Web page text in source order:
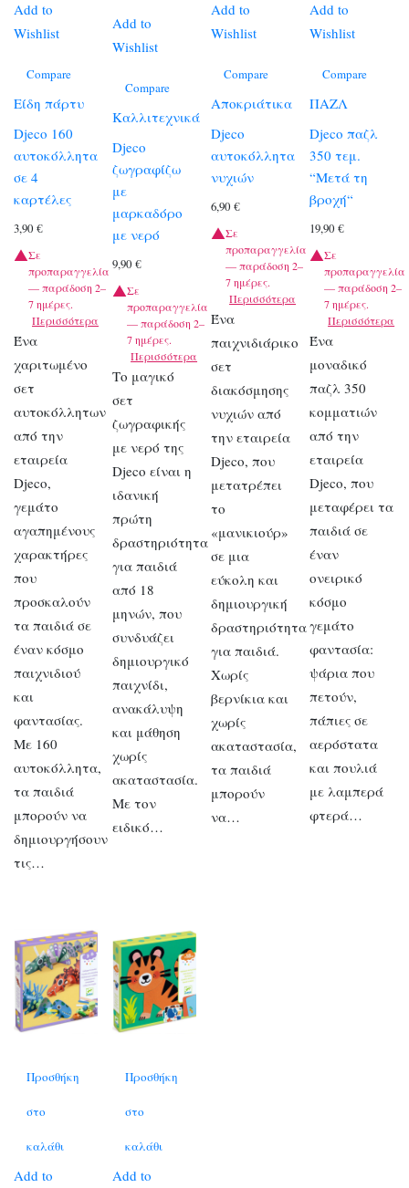
Add to
Wishlist
Compare
Είδη πάρτυ
Djeco 160
αυτοκόλλητα
σε 4
καρτέλες
3,90 €
Σε
προπαραγγελία
— παράδοση 2–
7 ημέρες.
Περισσότερα
Ένα
χαριτωμένο
σετ
αυτοκόλλητων
από την
εταιρεία
Djeco,
γεμάτο
αγαπημένους
χαρακτήρες
που
προσκαλούν
τα παιδιά σε
έναν κόσμο
παιχνιδιού
και
φαντασίας.
Με 160
αυτοκόλλητα,
τα παιδιά
μπορούν να
δημιουργήσουν
τις…
Add to
Wishlist
Compare
Καλλιτεχνικά
Djeco
ζωγραφίζω
με
μαρκαδόρο
με νερό
9,90€
Σε
προπαραγγελία
— παράδοση 2–
7 ημέρες.
Περισσότερα
Το μαγικό
σετ
ζωγραφικής
με νερό της
Djeco είναι η
ιδανική
πρώτη
δραστηριότητα
για παιδιά
από 18
μηνών, που
συνδυάζει
δημιουργικό
παιχνίδι,
ανακάλυψη
και μάθηση
χωρίς
ακαταστασία.
Με τον
ειδικό…
Add to
Wishlist
Compare
Αποκριάτικα
Djeco
αυτοκόλλητα
νυχιών
6,90€
Σε
προπαραγγελία
— παράδοση 2–
7 ημέρες.
Περισσότερα
Ένα
παιχνιδιάρικο
σετ
διακόσμησης
νυχιών από
την εταιρεία
Djeco, που
μετατρέπει
το
«μανικιούρ»
σε μια
εύκολη και
δημιουργική
δραστηριότητα
για παιδιά.
Χωρίς
βερνίκια και
χωρίς
ακαταστασία,
τα παιδιά
μπορούν
να…
Add to
Wishlist
Compare
ΠΑΖΛ
Djeco παζλ
350 τεμ.
“Μετά τη
βροχή“
19,90€
Σε
προπαραγγελία
— παράδοση 2–
7 ημέρες.
Περισσότερα
Ένα
μοναδικό
παζλ 350
κομματιών
από την
εταιρεία
Djeco, που
μεταφέρει τα
παιδιά σε
έναν
ονειρικό
κόσμο
γεμάτο
φαντασία:
ψάρια που
πετούν,
πάπιες σε
αερόστατα
και πουλιά
με λαμπερά
φτερά…
Προσθήκη
στο
καλάθι
Add to
Προσθήκη
στο
καλάθι
Add to